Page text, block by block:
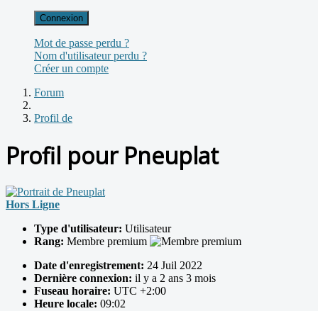
Connexion
Mot de passe perdu ?
Nom d'utilisateur perdu ?
Créer un compte
Forum
Profil de
Profil pour Pneuplat
Hors Ligne
Type d'utilisateur: Utilisateur
Rang: Membre premium
Date d'enregistrement: 24 Juil 2022
Dernière connexion: il y a 2 ans 3 mois
Fuseau horaire: UTC +2:00
Heure locale: 09:02